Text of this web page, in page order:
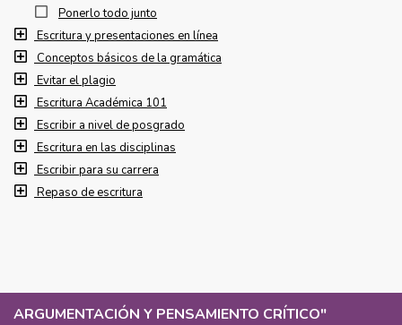
ARGUMENTACIÓN Y PENSAMIENTO CRÍTICO"
Ponerlo todo junto
Escritura y presentaciones en línea
Conceptos básicos de la gramática
Evitar el plagio
Escritura Académica 101
Escribir a nivel de posgrado
Escritura en las disciplinas
Escribir para su carrera
Repaso de escritura